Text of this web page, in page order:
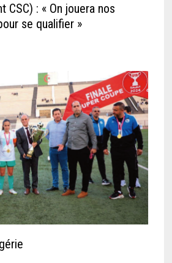
CSC) : « On jouera nos
se qualifier »